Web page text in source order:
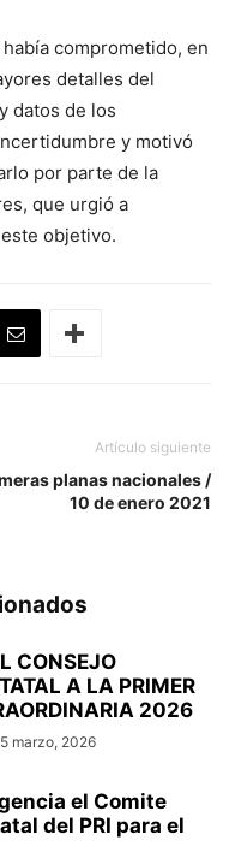
comprometido, en
detalles del
datos de los
y motivó
por parte de la
que urgió a
objetivo.
Artículo siguiente
planas nacionales /
10 de enero 2021
CONSEJO
A LA PRIMER
2026
marzo, 2026
el Comite
del PRI para el